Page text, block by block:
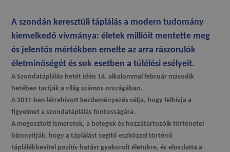
A szondán keresztüli táplálás a modern tudomány
kiemelkedő vívmánya: életek millióit mentette meg
és jelentős mértékben emelte az arra rászorulók
életminőségét és sok esetben a túlélési esélyeit.
A Szondatáplálás hetét idén 14. alkalommal február második
hetében tartják a világ számos országában.
A 2011-ben létrehívott kezdeményezés célja, hogy felhívja a
figyelmet a szondatáplálás fontosságára.
A megosztott ismeretek, a betegek és hozzátartozóik történetei
bizonyítják, hogy a táplálást segítő eszközzel történő
táplálékbevitel pozitív hatást gyakorolt életükre, és eloszlatta a